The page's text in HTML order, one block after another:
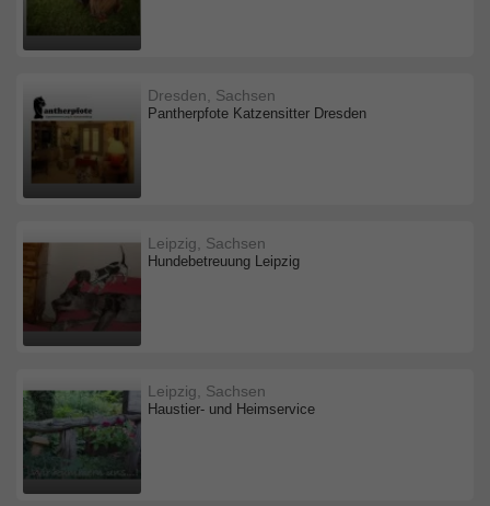
Pantherpfote Katzensitter Dresden
Dresden, Sachsen
Hundebetreuung Leipzig
Leipzig, Sachsen
Haustier- und Heimservice
Leipzig, Sachsen